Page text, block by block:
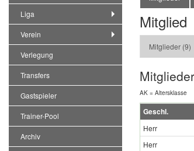
Liga
Verein
Verlegung
Transfers
Gastspieler
Trainer-Pool
Archiv
Mitglied
Mitglieder (9)
Mitglieder
AK = Altersklasse
Geschl.
Herr
Herr